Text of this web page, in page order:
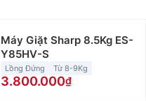
Máy Giặt Sharp 8.5Kg ES-
Y85HV-S
Lồng Đứng Từ 8-9Kg
3.800.000